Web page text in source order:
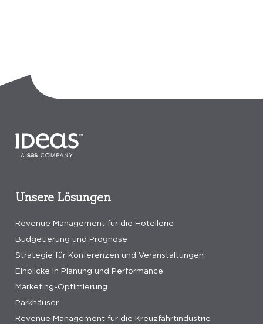
Unsere Lösungen
Revenue Management für die Hotellerie
Budgetierung und Prognose
Strategie für Konferenzen und Veranstaltungen
Einblicke in Planung und Performance
Marketing-Optimierung
Parkhäuser
Revenue Management für die Kreuzfahrtindustrie